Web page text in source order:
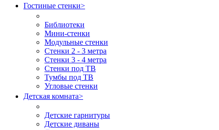
Гостиные стенки>
Библиотеки
Мини-стенки
Модульные стенки
Стенки 2 - 3 метра
Стенки 3 - 4 метра
Стенки под ТВ
Тумбы под ТВ
Угловые стенки
Детская комната>
Детские гарнитуры
Детские диваны